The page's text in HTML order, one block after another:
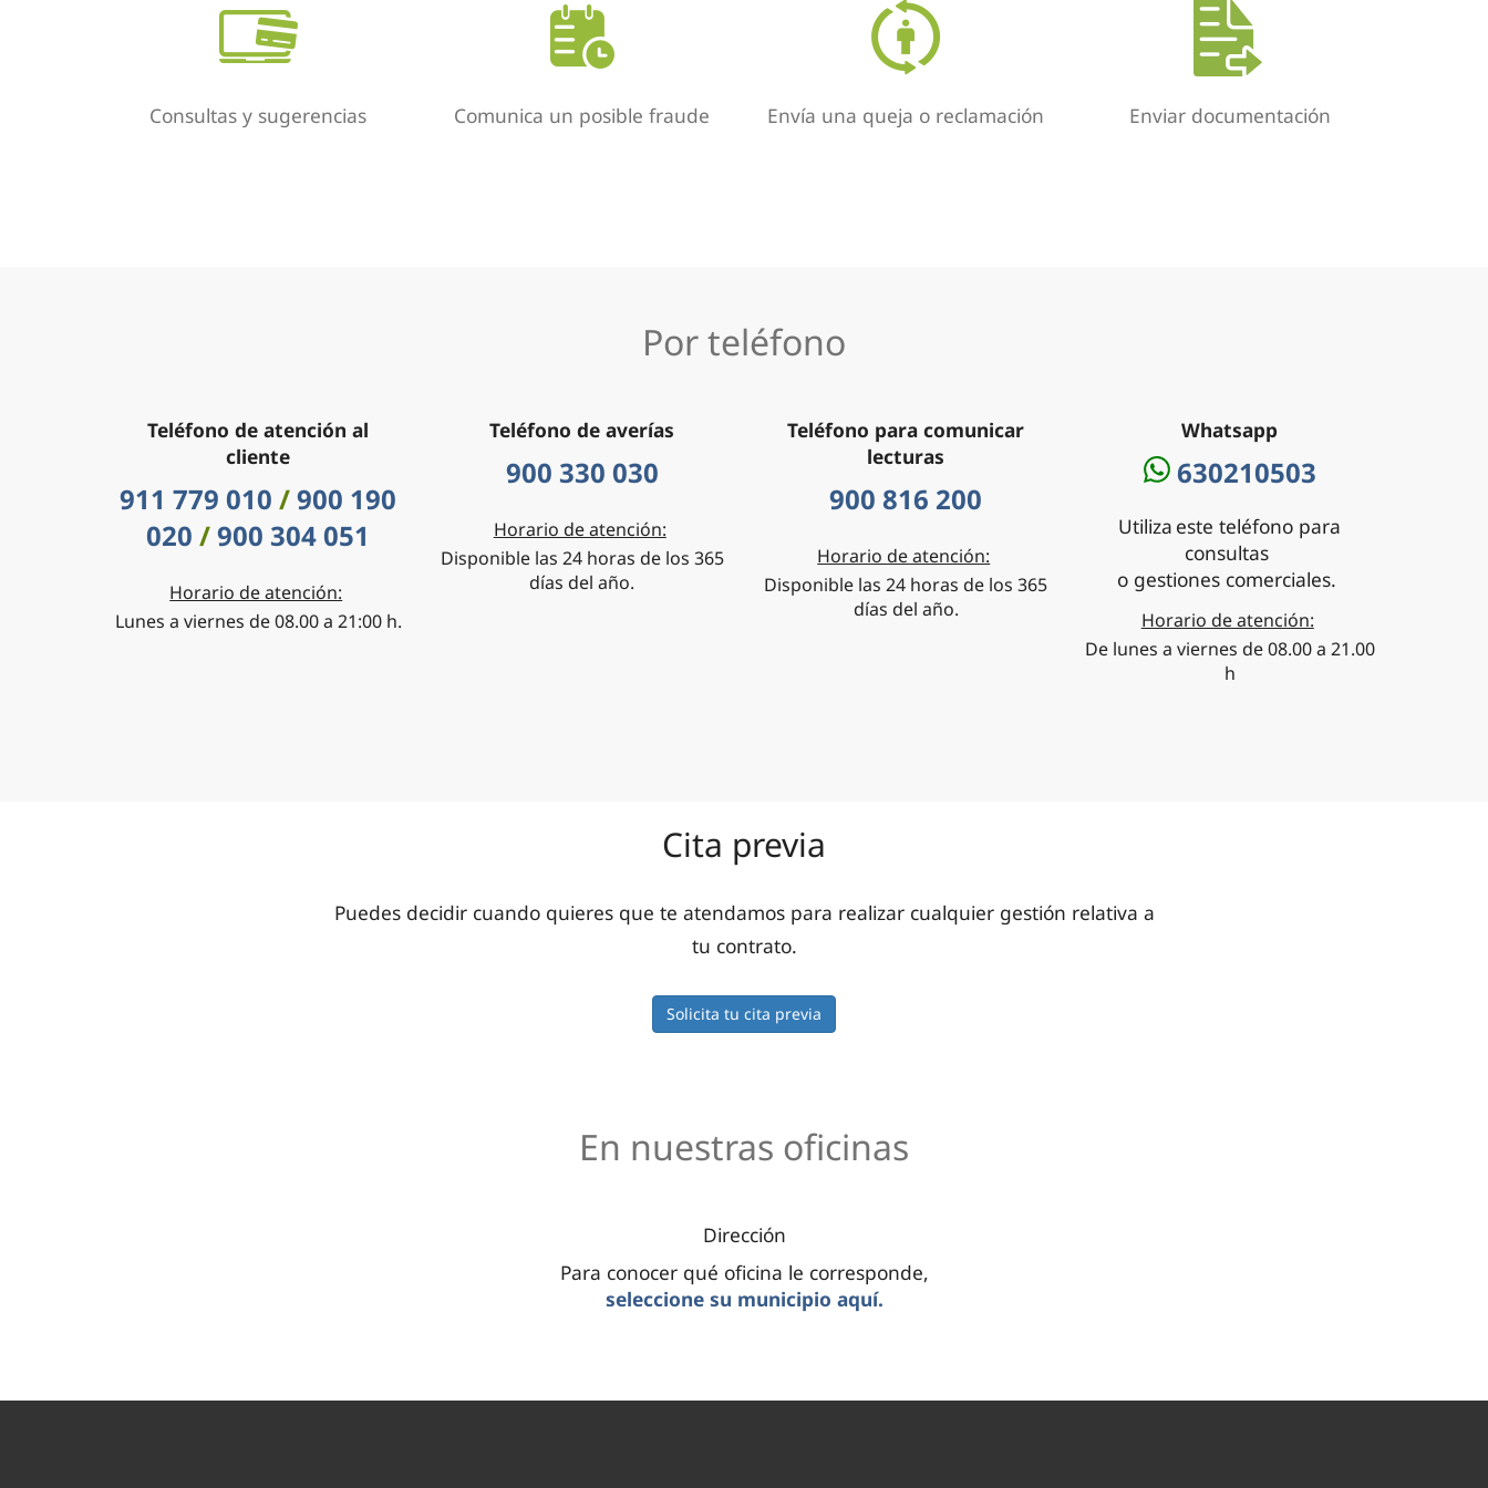
Consultas y sugerencias Comunica un posible fraude Envía una queja o reclamación Enviar documentación
Por teléfono
Teléfono de atención al
cliente
911 779 010/900 190
020/900 304 051
Horario de atención:
Lunes a viernes de 08.00 a 21:00 h.
Teléfono de averías
900 330 030
Horario de atención:
Disponible las 24 horas de los 365
días del año.
Teléfono para comunicar
lecturas
900 816 200
Horario de atención:
Disponible las 24 horas de los 365
días del año.
Whatsapp
630210503
Utiliza este teléfono para
consultas
o gestiones comerciales.
Horario de atención:
De lunes a viernes de 08.00 a 21.00
h
Cita previa
Puedes decidir cuando quieres que te atendamos para realizar cualquier gestión relativa a
tu contrato.
Solicita tu cita previa
En nuestras oficinas
Dirección
Para conocer qué oficina le corresponde,
seleccione su municipio aquí.